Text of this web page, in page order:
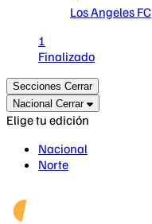
Los Angeles FC
1
Finalizado
Secciones Cerrar
Nacional Cerrar
Elige tu edición
Nacional
Norte